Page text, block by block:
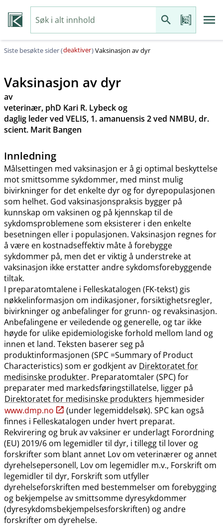
Siste besøkte sider (deaktiver)Vaksinasjon av dyr
Vaksinasjon av dyr
av
veterinær, phD Kari R. Lybeck og
daglig leder ved VELIS, 1. amanuensis 2 ved NMBU, dr.
scient. Marit Bangen
Innledning
Målsettingen med vaksinasjon er å gi optimal beskyttelse
mot smittsomme sykdommer, med minst mulig
bivirkninger for det enkelte dyr og for dyrepopulasjonen
som helhet. God vaksinasjonspraksis bygger på
kunnskap om vaksinen og på kjennskap til de
sykdomsproblemene som eksisterer i den enkelte
besetningen eller i populasjonen. Vaksinasjon regnes for
å være en kostnadseffektiv måte å forebygge
sykdommer på, men det er viktig å understreke at
vaksinasjon ikke erstatter andre sykdomsforebyggende
tiltak.
I preparatomtalene i Felleskatalogen (FK-tekst) gis
nøkkelinformasjon om indikasjoner, forsiktighetsregler,
bivirkninger og anbefalinger for grunn- og revaksinasjon.
Anbefalingene er veiledende og generelle, og tar ikke
høyde for ulike epidemiologiske forhold mellom land og
innen et land. Teksten baserer seg på
produktinformasjonen (SPC =Summary of Product
Characteristics) som er godkjent av Direktoratet for
medisinske produkter. Preparatomtaler (SPC) for
preparater med markedsføringstillatelse, ligger på
Direktoratet for medisinske produkters hjemmesider
www.dmp.no
(under legemiddelsøk). SPC kan også
finnes i Felleskatalogen under hvert preparat.
Rekvirering og bruk av vaksiner er underlagt Forordning
(EU) 2019/6 om legemidler til dyr, i tillegg til lover og
forskrifter som blant annet Lov om veterinærer og annet
dyrehelsepersonell, Lov om legemidler m.v., Forskrift om
legemidler til dyr, Forskrift som utfyller
dyrehelseforskriften med bestemmelser om forebygging
og bekjempelse av smittsomme dyresykdommer
(dyresykdomsbekjempelsesforskriften) og andre
forskrifter om dyrehelse.